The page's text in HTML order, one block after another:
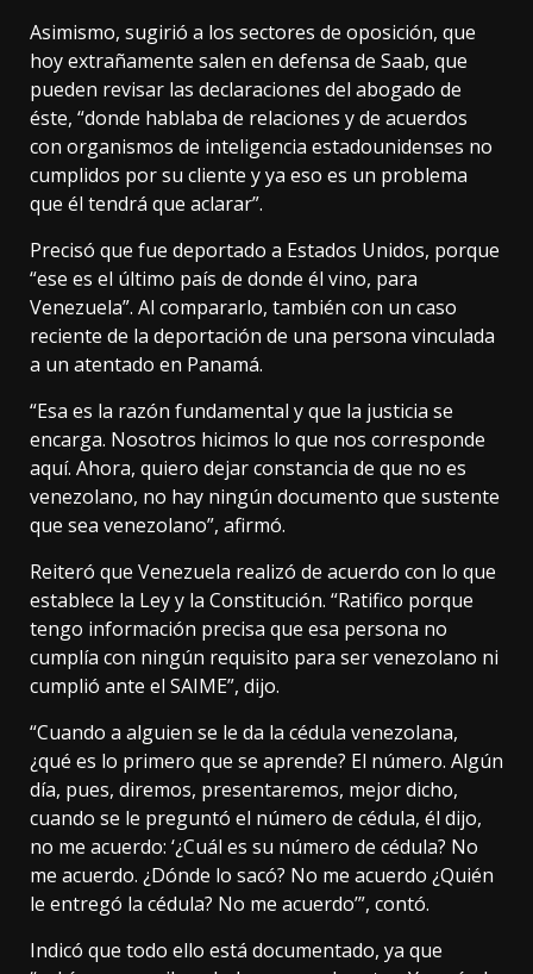
Asimismo, sugirió a los sectores de oposición, que
hoy extrañamente salen en defensa de Saab, que
pueden revisar las declaraciones del abogado de
éste, “donde hablaba de relaciones y de acuerdos
con organismos de inteligencia estadounidenses no
cumplidos por su cliente y ya eso es un problema
que él tendrá que aclarar”.
Precisó que fue deportado a Estados Unidos, porque
“ese es el último país de donde él vino, para
Venezuela”. Al compararlo, también con un caso
reciente de la deportación de una persona vinculada
a un atentado en Panamá.
“Esa es la razón fundamental y que la justicia se
encarga. Nosotros hicimos lo que nos corresponde
aquí. Ahora, quiero dejar constancia de que no es
venezolano, no hay ningún documento que sustente
que sea venezolano”, afirmó.
Reiteró que Venezuela realizó de acuerdo con lo que
establece la Ley y la Constitución. “Ratifico porque
tengo información precisa que esa persona no
cumplía con ningún requisito para ser venezolano ni
cumplió ante el SAIME”, dijo.
“Cuando a alguien se le da la cédula venezolana,
¿qué es lo primero que se aprende? El número. Algún
día, pues, diremos, presentaremos, mejor dicho,
cuando se le preguntó el número de cédula, él dijo,
no me acuerdo: ‘¿Cuál es su número de cédula? No
me acuerdo. ¿Dónde lo sacó? No me acuerdo ¿Quién
le entregó la cédula? No me acuerdo’”, contó.
Indicó que todo ello está documentado, ya que